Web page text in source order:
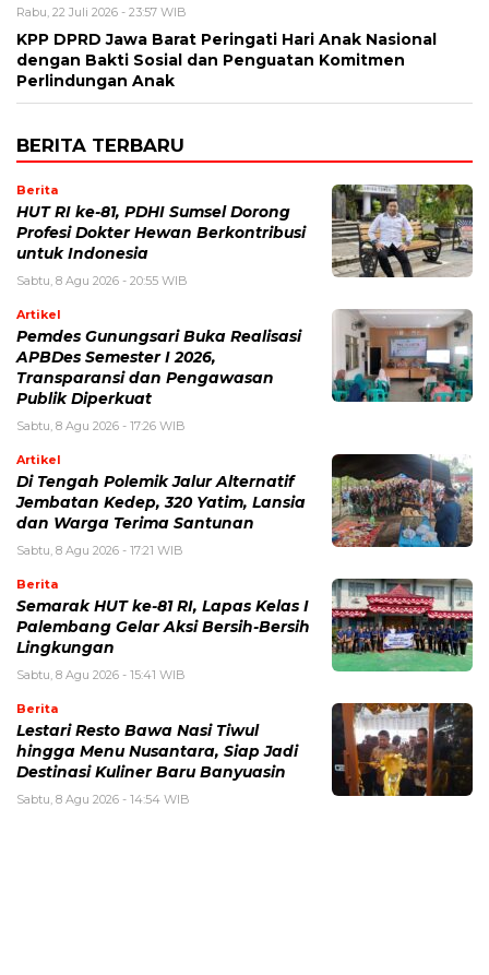
Rabu, 22 Juli 2026 - 23:57 WIB
KPP DPRD Jawa Barat Peringati Hari Anak Nasional
dengan Bakti Sosial dan Penguatan Komitmen
Perlindungan Anak
BERITA TERBARU
Berita
HUT RI ke-81, PDHI Sumsel Dorong
Profesi Dokter Hewan Berkontribusi
untuk Indonesia
Sabtu, 8 Agu 2026 - 20:55 WIB
Artikel
Pemdes Gunungsari Buka Realisasi
APBDes Semester I 2026,
Transparansi dan Pengawasan
Publik Diperkuat
Sabtu, 8 Agu 2026 - 17:26 WIB
Artikel
Di Tengah Polemik Jalur Alternatif
Jembatan Kedep, 320 Yatim, Lansia
dan Warga Terima Santunan
Sabtu, 8 Agu 2026 - 17:21 WIB
Berita
Semarak HUT ke-81 RI, Lapas Kelas I
Palembang Gelar Aksi Bersih-Bersih
Lingkungan
Sabtu, 8 Agu 2026 - 15:41 WIB
Berita
Lestari Resto Bawa Nasi Tiwul
hingga Menu Nusantara, Siap Jadi
Destinasi Kuliner Baru Banyuasin
Sabtu, 8 Agu 2026 - 14:54 WIB